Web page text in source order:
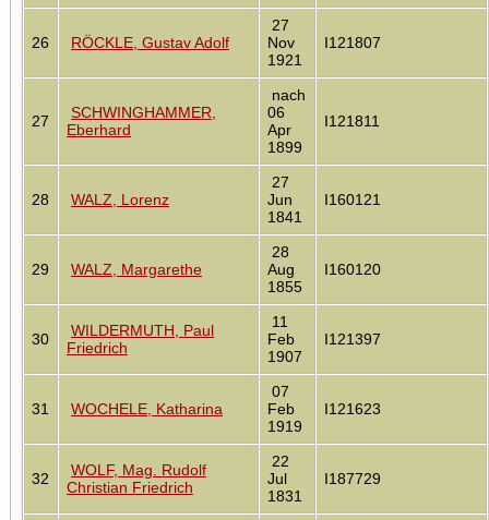
26 RÖCKLE, Gustav Adolf
27
Nov
1921
I121807
27
SCHWINGHAMMER,
Eberhard
nach
06
Apr
1899
I121811
28 WALZ, Lorenz
27
Jun
1841
I160121
29 WALZ, Margarethe
28
Aug
1855
I160120
30
WILDERMUTH, Paul
Friedrich
11
Feb
1907
I121397
31 WOCHELE, Katharina
07
Feb
1919
I121623
32
WOLF, Mag. Rudolf
Christian Friedrich
22
Jul
1831
I187729